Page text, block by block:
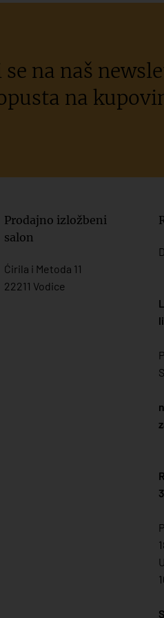
na naš
na
Prodajno izložbeni
salon
Ćirila i Metoda 11
22211 Vodice